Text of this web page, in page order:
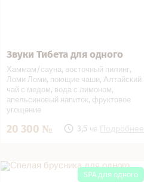
Звуки Тибета для одного
Хаммам/сауна, восточный пилинг,
Ломи Ломи, поющие чаши, Алтайский
чай с медом, вода с лимоном,
апельсиновый напиток, фруктовое
угощение
20 300 3,5 часаПодробнее
Записаться В подарок!
Спелая брусника для одного в СПА
салоне
SPA для одного